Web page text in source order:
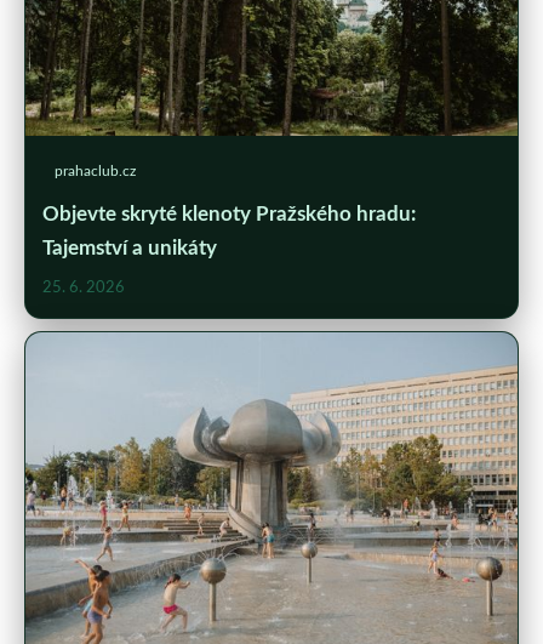
prahaclub.cz
Objevte skryté klenoty Pražského hradu:
Tajemství a unikáty
25. 6. 2026